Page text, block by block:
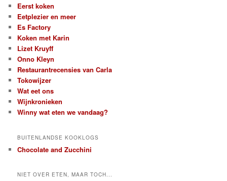
Eerst koken
Eetplezier en meer
Es Factory
Koken met Karin
Lizet Kruyff
Onno Kleyn
Restaurantrecensies van Carla
Tokowijzer
Wat eet ons
Wijnkronieken
Winny wat eten we vandaag?
BUITENLANDSE KOOKLOGS
Chocolate and Zucchini
NIET OVER ETEN, MAAR TOCH...